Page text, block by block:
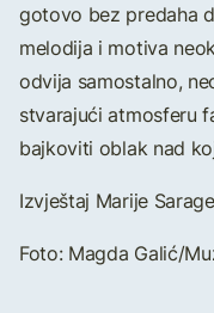
gotovo bez predaha
melodija i motiva
odvija samostalno,
stvarajući atmosferu
bajkoviti oblak nad
Izvještaj Marije
Foto: Magda Galić/